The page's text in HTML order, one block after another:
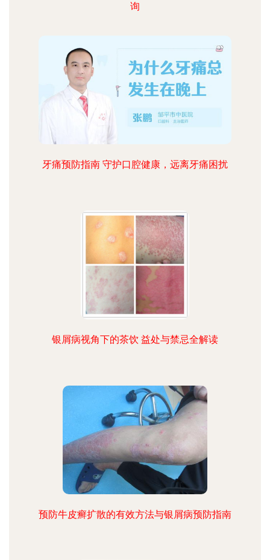
询
牙痛预防指南 守护口腔健康，远离牙痛困扰
银屑病视角下的茶饮 益处与禁忌全解读
预防牛皮癣扩散的有效方法与银屑病预防指南